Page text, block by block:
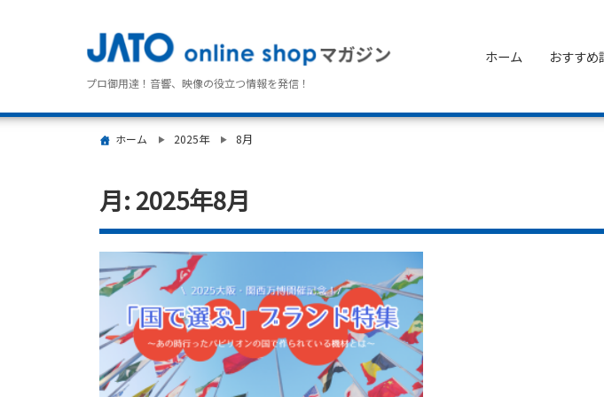
プロ御用達！音響、映像の役立つ情報を発信！
ホーム おすすめ
ホーム 2025年 8月
月: 2025年8月